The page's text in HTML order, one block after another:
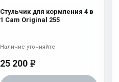
Стульчик для кормления 4 в
1 Cam Original 255
25 200 e
Наличие уточняйте